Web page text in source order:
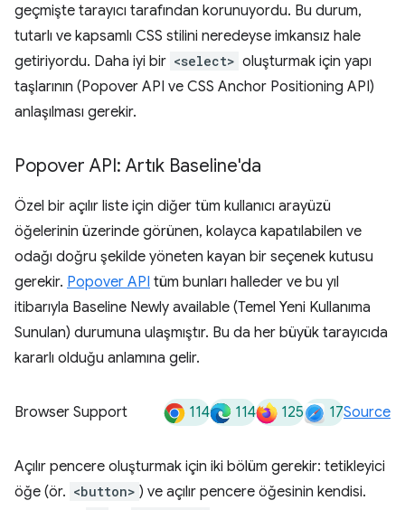
geçmişte tarayıcı tarafından korunuyordu. Bu durum,
tutarlı ve kapsamlı CSS stilini neredeyse imkansız hale
getiriyordu. Daha iyi bir <select> oluşturmak için yapı
taşlarının (Popover API ve CSS Anchor Positioning API)
anlaşılması gerekir.
Popover API: Artık Baseline'da
Özel bir açılır liste için diğer tüm kullanıcı arayüzü
öğelerinin üzerinde görünen, kolayca kapatılabilen ve
odağı doğru şekilde yöneten kayan bir seçenek kutusu
gerekir. Popover API tüm bunları halleder ve bu yıl
itibarıyla Baseline Newly available (Temel Yeni Kullanıma
Sunulan) durumuna ulaşmıştır. Bu da her büyük tarayıcıda
kararlı olduğu anlamına gelir.
Browser Support 114 114 125 17Source
Açılır pencere oluşturmak için iki bölüm gerekir: tetikleyici
öğe (ör. <button> ) ve açılır pencere öğesinin kendisi.